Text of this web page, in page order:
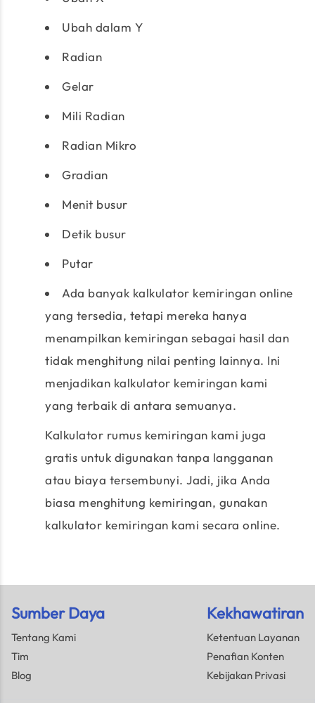
Ubah dalam Y
Radian
Gelar
Mili Radian
Radian Mikro
Gradian
Menit busur
Detik busur
Putar
Ada banyak kalkulator kemiringan online
yang tersedia, tetapi mereka hanya
menampilkan kemiringan sebagai hasil dan
tidak menghitung nilai penting lainnya. Ini
menjadikan kalkulator kemiringan kami
yang terbaik di antara semuanya.
Kalkulator rumus kemiringan kami juga
gratis untuk digunakan tanpa langganan
atau biaya tersembunyi. Jadi, jika Anda
biasa menghitung kemiringan, gunakan
kalkulator kemiringan kami secara online.
Sumber Daya
Tentang Kami
Tim
Blog
Kekhawatiran
Ketentuan Layanan
Penafian Konten
Kebijakan Privasi